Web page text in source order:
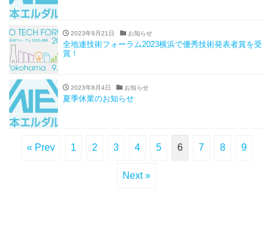
2023年9月21日 お知らせ
全地連技術フォーラム2023横浜で優秀技術発表者賞を受
賞！
2023年8月4日 お知らせ
夏季休業のお知らせ
« Prev 1 2 3 4 5 6 7 8 9
Next »